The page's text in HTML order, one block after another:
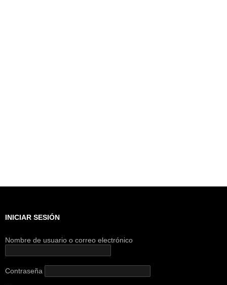
INICIAR SESIÓN
Nombre de usuario o correo electrónico
Contraseña